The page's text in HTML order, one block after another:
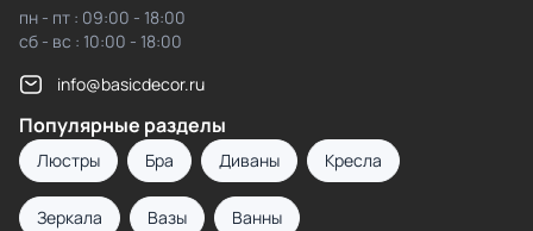
пн - пт : 09:00 - 18:00
сб - вс : 10:00 - 18:00
info@basicdecor.ru
Популярные разделы
Люстры Бра Диваны Кресла
Зеркала Вазы Ванны